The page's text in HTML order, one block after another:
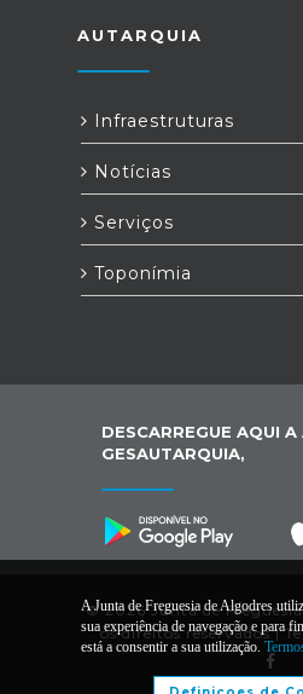
AUTARQUIA
Infraestruturas
Notícias
Serviços
Toponímia
DESCARREGUE AQUI A
GESAUTARQUIA,
© 2026 Junta de Freguesia
os direitos reservados |
A Junta de Freguesia de Algodres
sua experiência de navegação e para
está a consentir a sua utilização.